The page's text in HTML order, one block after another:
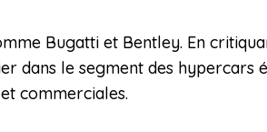
Bugatti et Bentley. En
dans le segment des hypercars
commerciales.